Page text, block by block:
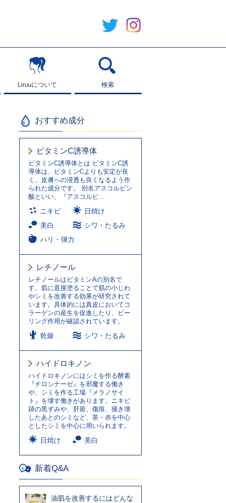
Liruuについて
Liruuについて 検索
検索
おすすめ成分
ビタミンC誘導体
ビタミンC誘導体とは ビタミンC誘
導体は、ビタミンCよりも安定が良
く、皮膚への浸透も良くなるよう作
られた成分です。 別名アスコルビン
酸といい、『アスコルビ…
ニキビ
日焼け
美白
シワ・たるみ
ハリ・弾力
レチノール
レチノールはビタミンAの別名で
す。肌に直接塗ることで肌の小じわ
やシミを改善する効果が研究されて
います。具体的には真皮においてコ
ラーゲンの産生を促進したり、ピー
リング作用が確認されています。
乾燥 シワ・たるみ
ハイドロキノン
ハイドロキノンにはシミを作る酵素
『チロシナーゼ』を邪魔する働き
や、シミを作る工場『メラノサイ
ト』を壊す働きがあります。ニキビ
跡の黒ずみや、肝斑、傷痕、掻き壊
したあとのシミなど、茶・赤を中心
としたシミを中心に用いられます。
日焼け 美白
新着Q&A
油肌を改善するにはどんな